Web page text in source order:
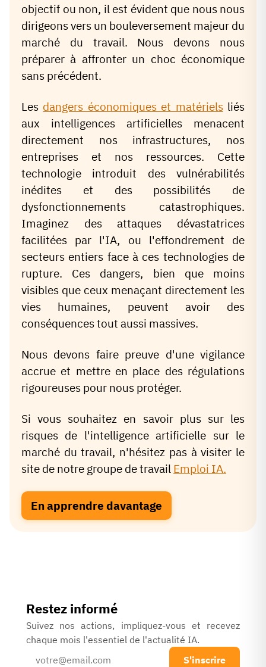
objectif ou non, il est évident que nous nous
dirigeons vers un bouleversement majeur du
marché du travail. Nous devons nous
préparer à affronter un choc économique
sans précédent.
Les dangers économiques et matériels liés
aux intelligences artificielles menacent
directement nos infrastructures, nos
entreprises et nos ressources. Cette
technologie introduit des vulnérabilités
inédites et des possibilités de
dysfonctionnements catastrophiques.
Imaginez des attaques dévastatrices
facilitées par l'IA, ou l'effondrement de
secteurs entiers face à ces technologies de
rupture. Ces dangers, bien que moins
visibles que ceux menaçant directement les
vies humaines, peuvent avoir des
conséquences tout aussi massives.
Nous devons faire preuve d'une vigilance
accrue et mettre en place des régulations
rigoureuses pour nous protéger.
Si vous souhaitez en savoir plus sur les
risques de l'intelligence artificielle sur le
marché du travail, n'hésitez pas à visiter le
site de notre groupe de travail Emploi IA.
En apprendre davantage
Restez informé
Suivez nos actions, impliquez-vous et recevez
chaque mois l'essentiel de l'actualité IA.
S'inscrire